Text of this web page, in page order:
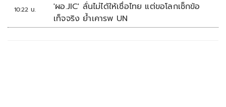
10:22 น.
'ผอ.JIC' ลั่นไม่ได้ให้เชื่อไทย แต่ขอโลกเช็กข้อ
เท็จจริง ย้ำเคารพ UN